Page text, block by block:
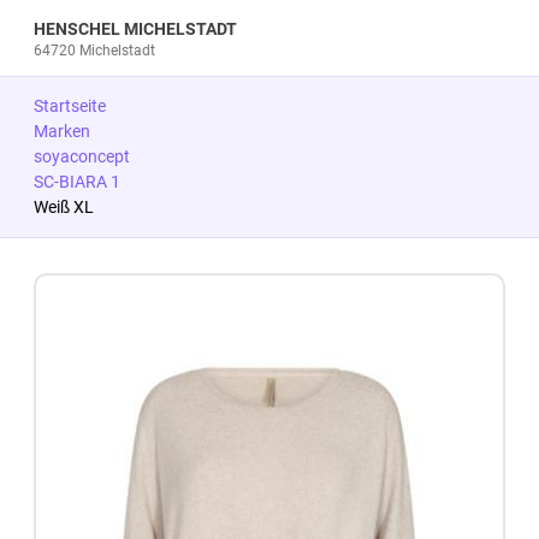
HENSCHEL MICHELSTADT
64720 Michelstadt
Startseite
Marken
soyaconcept
SC-BIARA 1
Weiß XL